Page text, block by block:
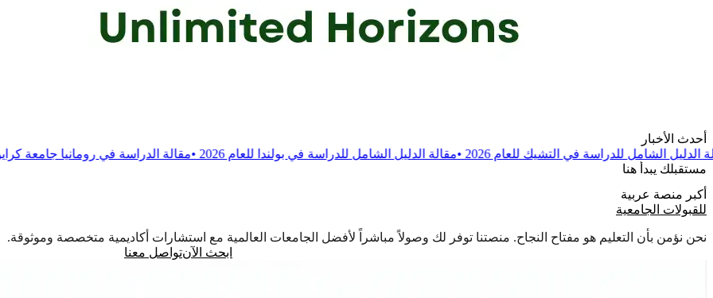
أحدث الأخبار
في التشيك للعام 2026
• مقالة الدليل الشامل للدراسة في بولندا للعام 2026 • مقالة الدراسة في رومانيا جامعة كرايوفا للطب والصيدلة
مستقبلك يبدأ هنا
أكبر منصة عربية
للقبولات الجامعية
نحن نؤمن بأن التعليم هو مفتاح النجاح. منصتنا توفر لك وصولاً مباشراً لأفضل الجامعات العالمية مع استشارات أكاديمية متخصصة وموثوقة.
ابحث الآنتواصل معنا